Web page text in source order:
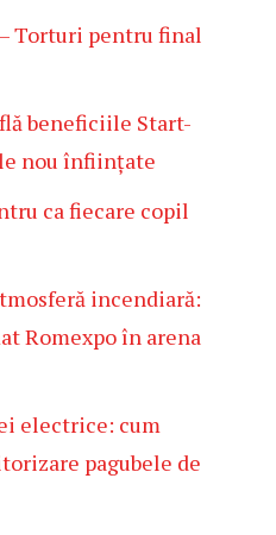
Torturi pentru final
beneficiile Start-
nou înființate
ca fiecare copil
incendiară:
Romexpo în arena
electrice: cum
pagubele de